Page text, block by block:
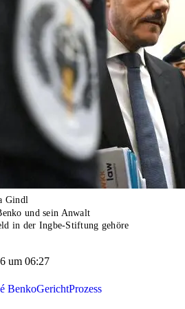
Gindl
und sein Anwalt
in der Ingbe-Stiftung gehöre
um 06:27
BenkoGerichtProzess